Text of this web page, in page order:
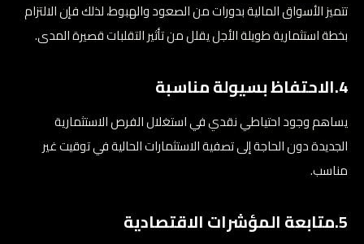
تتميز الأسواق المالية بدورات من الصعود والهبوط، لذلك فإن الالتزام
بخطة استثمارية طويلة الأجل يقلل من تأثير التقلبات قصيرة المدى.
4.الاحتفاظ بسيولة مناسبة
يساهم وجود احتياطي نقدي في استغلال الفرص الاستثمارية
الجديدة دون الحاجة إلى تصفية الاستثمارات الحالية في توقيت غير
مناسب.
5.متابعة المؤشرات الاقتصادية